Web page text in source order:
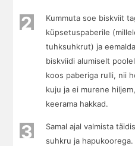
2
Kummuta soe biskviit
küpsetuspaberile
tuhksuhkrut) ja
biskviidi alumiselt
koos paberiga rulli, nii
kuju ja ei murene
keerama hakkad.
3
Samal ajal valmista
suhkru ja